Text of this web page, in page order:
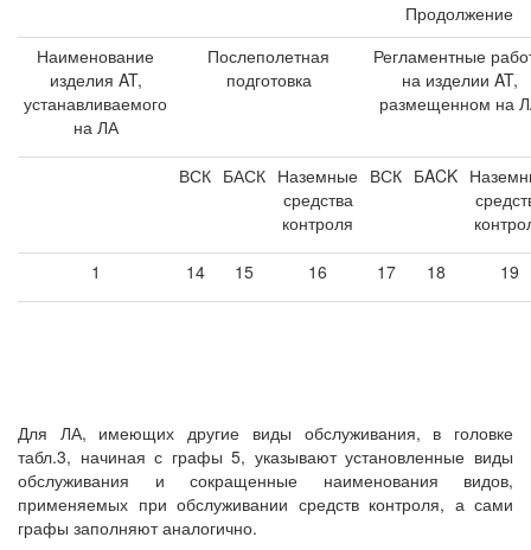
Продолжение
Наименование
изделия AT,
устанавливаемого
на ЛА
Послеполетная
подготовка
Регламентные
на изделии AT,
размещенном на
ВСК БАСК Наземные
средства
контроля
ВСК БACK
1 14 15 16 17 18 19
Для ЛА, имеющих другие виды обслуживания, в головке
табл.3, начиная с графы 5, указывают установленные виды
обслуживания и сокращенные наименования видов,
применяемых при обслуживании средств контроля, а сами
графы заполняют аналогично.